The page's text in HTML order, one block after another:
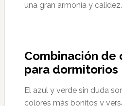
una gran armonía y calidez.
Combinación de
para dormitorios
El azul y verde sin duda
colores más bonitos y